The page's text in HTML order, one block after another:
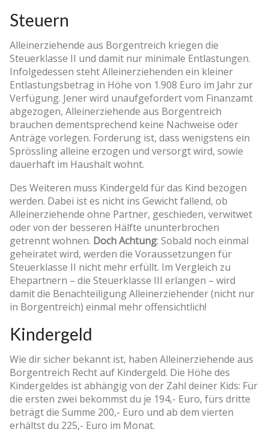
Steuern
Alleinerziehende aus Borgentreich kriegen die
Steuerklasse II und damit nur minimale Entlastungen.
Infolgedessen steht Alleinerziehenden ein kleiner
Entlastungsbetrag in Höhe von 1.908 Euro im Jahr zur
Verfügung. Jener wird unaufgefordert vom Finanzamt
abgezogen, Alleinerziehende aus Borgentreich
brauchen dementsprechend keine Nachweise oder
Anträge vorlegen. Forderung ist, dass wenigstens ein
Sprössling alleine erzogen und versorgt wird, sowie
dauerhaft im Haushalt wohnt.
Des Weiteren muss Kindergeld für das Kind bezogen
werden. Dabei ist es nicht ins Gewicht fallend, ob
Alleinerziehende ohne Partner, geschieden, verwitwet
oder von der besseren Hälfte ununterbrochen
getrennt wohnen. Doch Achtung: Sobald noch einmal
geheiratet wird, werden die Voraussetzungen für
Steuerklasse II nicht mehr erfüllt. Im Vergleich zu
Ehepartnern – die Steuerklasse III erlangen – wird
damit die Benachteiligung Alleinerziehender (nicht nur
in Borgentreich) einmal mehr offensichtlich!
Kindergeld
Wie dir sicher bekannt ist, haben Alleinerziehende aus
Borgentreich Recht auf Kindergeld. Die Höhe des
Kindergeldes ist abhängig von der Zahl deiner Kids: Für
die ersten zwei bekommst du je 194,- Euro, fürs dritte
beträgt die Summe 200,- Euro und ab dem vierten
erhältst du 225,- Euro im Monat.